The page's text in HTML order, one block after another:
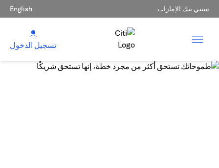
سيتي بنك الإمارات English
تسجيل الدخول